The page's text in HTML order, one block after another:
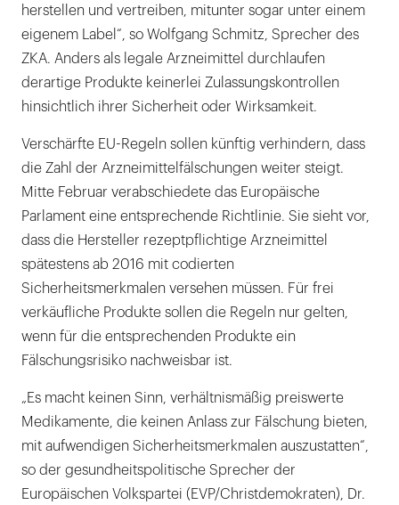
herstellen und vertreiben, mitunter sogar unter einem
eigenem Label“, so Wolfgang Schmitz, Sprecher des
ZKA. Anders als legale Arzneimittel durchlaufen
derartige Produkte keinerlei Zulassungskontrollen
hinsichtlich ihrer Sicherheit oder Wirksamkeit.
Verschärfte EU-Regeln sollen künftig verhindern, dass
die Zahl der Arzneimittelfälschungen weiter steigt.
Mitte Februar verabschiedete das Europäische
Parlament eine entsprechende Richtlinie. Sie sieht vor,
dass die Hersteller rezeptpflichtige Arzneimittel
spätestens ab 2016 mit codierten
Sicherheitsmerkmalen versehen müssen. Für frei
verkäufliche Produkte sollen die Regeln nur gelten,
wenn für die entsprechenden Produkte ein
Fälschungsrisiko nachweisbar ist.
„Es macht keinen Sinn, verhältnismäßig preiswerte
Medikamente, die keinen Anlass zur Fälschung bieten,
mit aufwendigen Sicherheitsmerkmalen auszustatten“,
so der gesundheitspolitische Sprecher der
Europäischen Volkspartei (EVP/Christdemokraten), Dr.